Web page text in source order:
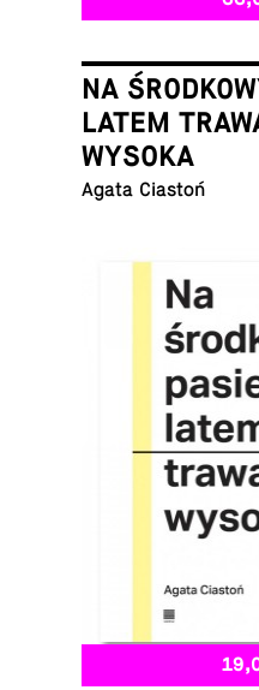
NA
LATEM
WYSOKA
Agata Ciastoń